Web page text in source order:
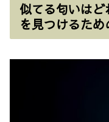
似てる匂いは
を見つけるた